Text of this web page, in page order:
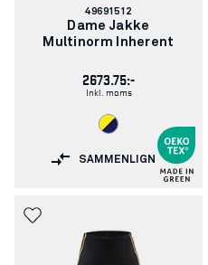
Varenummer:
49691512
Dame Jakke
Multinorm Inherent
2673.75:-
Inkl. moms
SAMMENLIGN